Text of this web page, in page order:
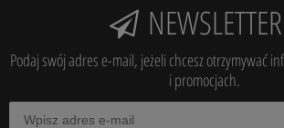
NEWSLETTER
Podaj swój adres e-mail, jeżeli chcesz otrzymywać
i promocjach.